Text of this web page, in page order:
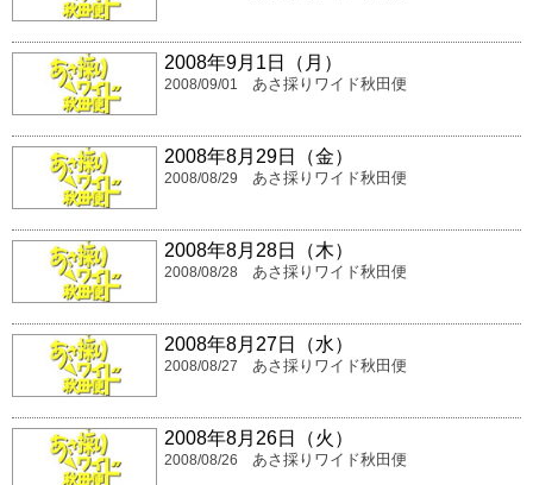
2008年9月1日（月）
2008/09/01 あさ採りワイド秋田便
2008年8月29日（金）
2008/08/29 あさ採りワイド秋田便
2008年8月28日（木）
2008/08/28 あさ採りワイド秋田便
2008年8月27日（水）
2008/08/27 あさ採りワイド秋田便
2008年8月26日（火）
2008/08/26 あさ採りワイド秋田便